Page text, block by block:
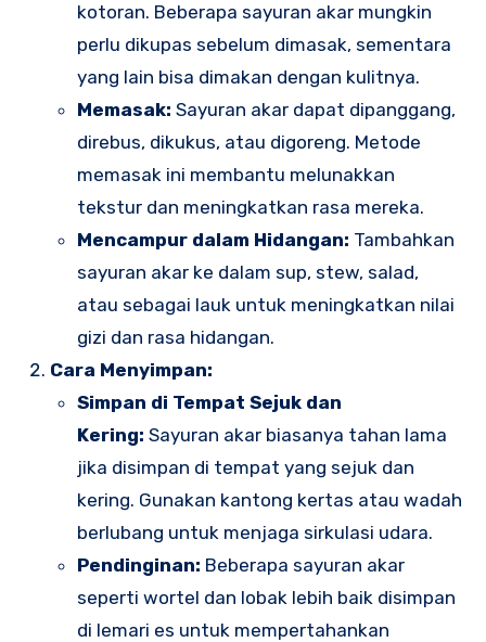
kotoran. Beberapa sayuran akar mungkin
perlu dikupas sebelum dimasak, sementara
yang lain bisa dimakan dengan kulitnya.
Memasak: Sayuran akar dapat dipanggang,
direbus, dikukus, atau digoreng. Metode
memasak ini membantu melunakkan
tekstur dan meningkatkan rasa mereka.
Mencampur dalam Hidangan: Tambahkan
sayuran akar ke dalam sup, stew, salad,
atau sebagai lauk untuk meningkatkan nilai
gizi dan rasa hidangan.
Cara Menyimpan:
Simpan di Tempat Sejuk dan
Kering: Sayuran akar biasanya tahan lama
jika disimpan di tempat yang sejuk dan
kering. Gunakan kantong kertas atau wadah
berlubang untuk menjaga sirkulasi udara.
Pendinginan: Beberapa sayuran akar
seperti wortel dan lobak lebih baik disimpan
di lemari es untuk mempertahankan